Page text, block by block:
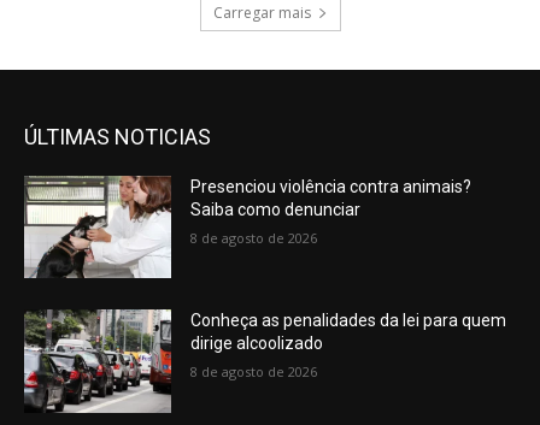
Carregar mais
ÚLTIMAS NOTICIAS
Presenciou violência contra animais?
Saiba como denunciar
8 de agosto de 2026
Conheça as penalidades da lei para quem
dirige alcoolizado
8 de agosto de 2026